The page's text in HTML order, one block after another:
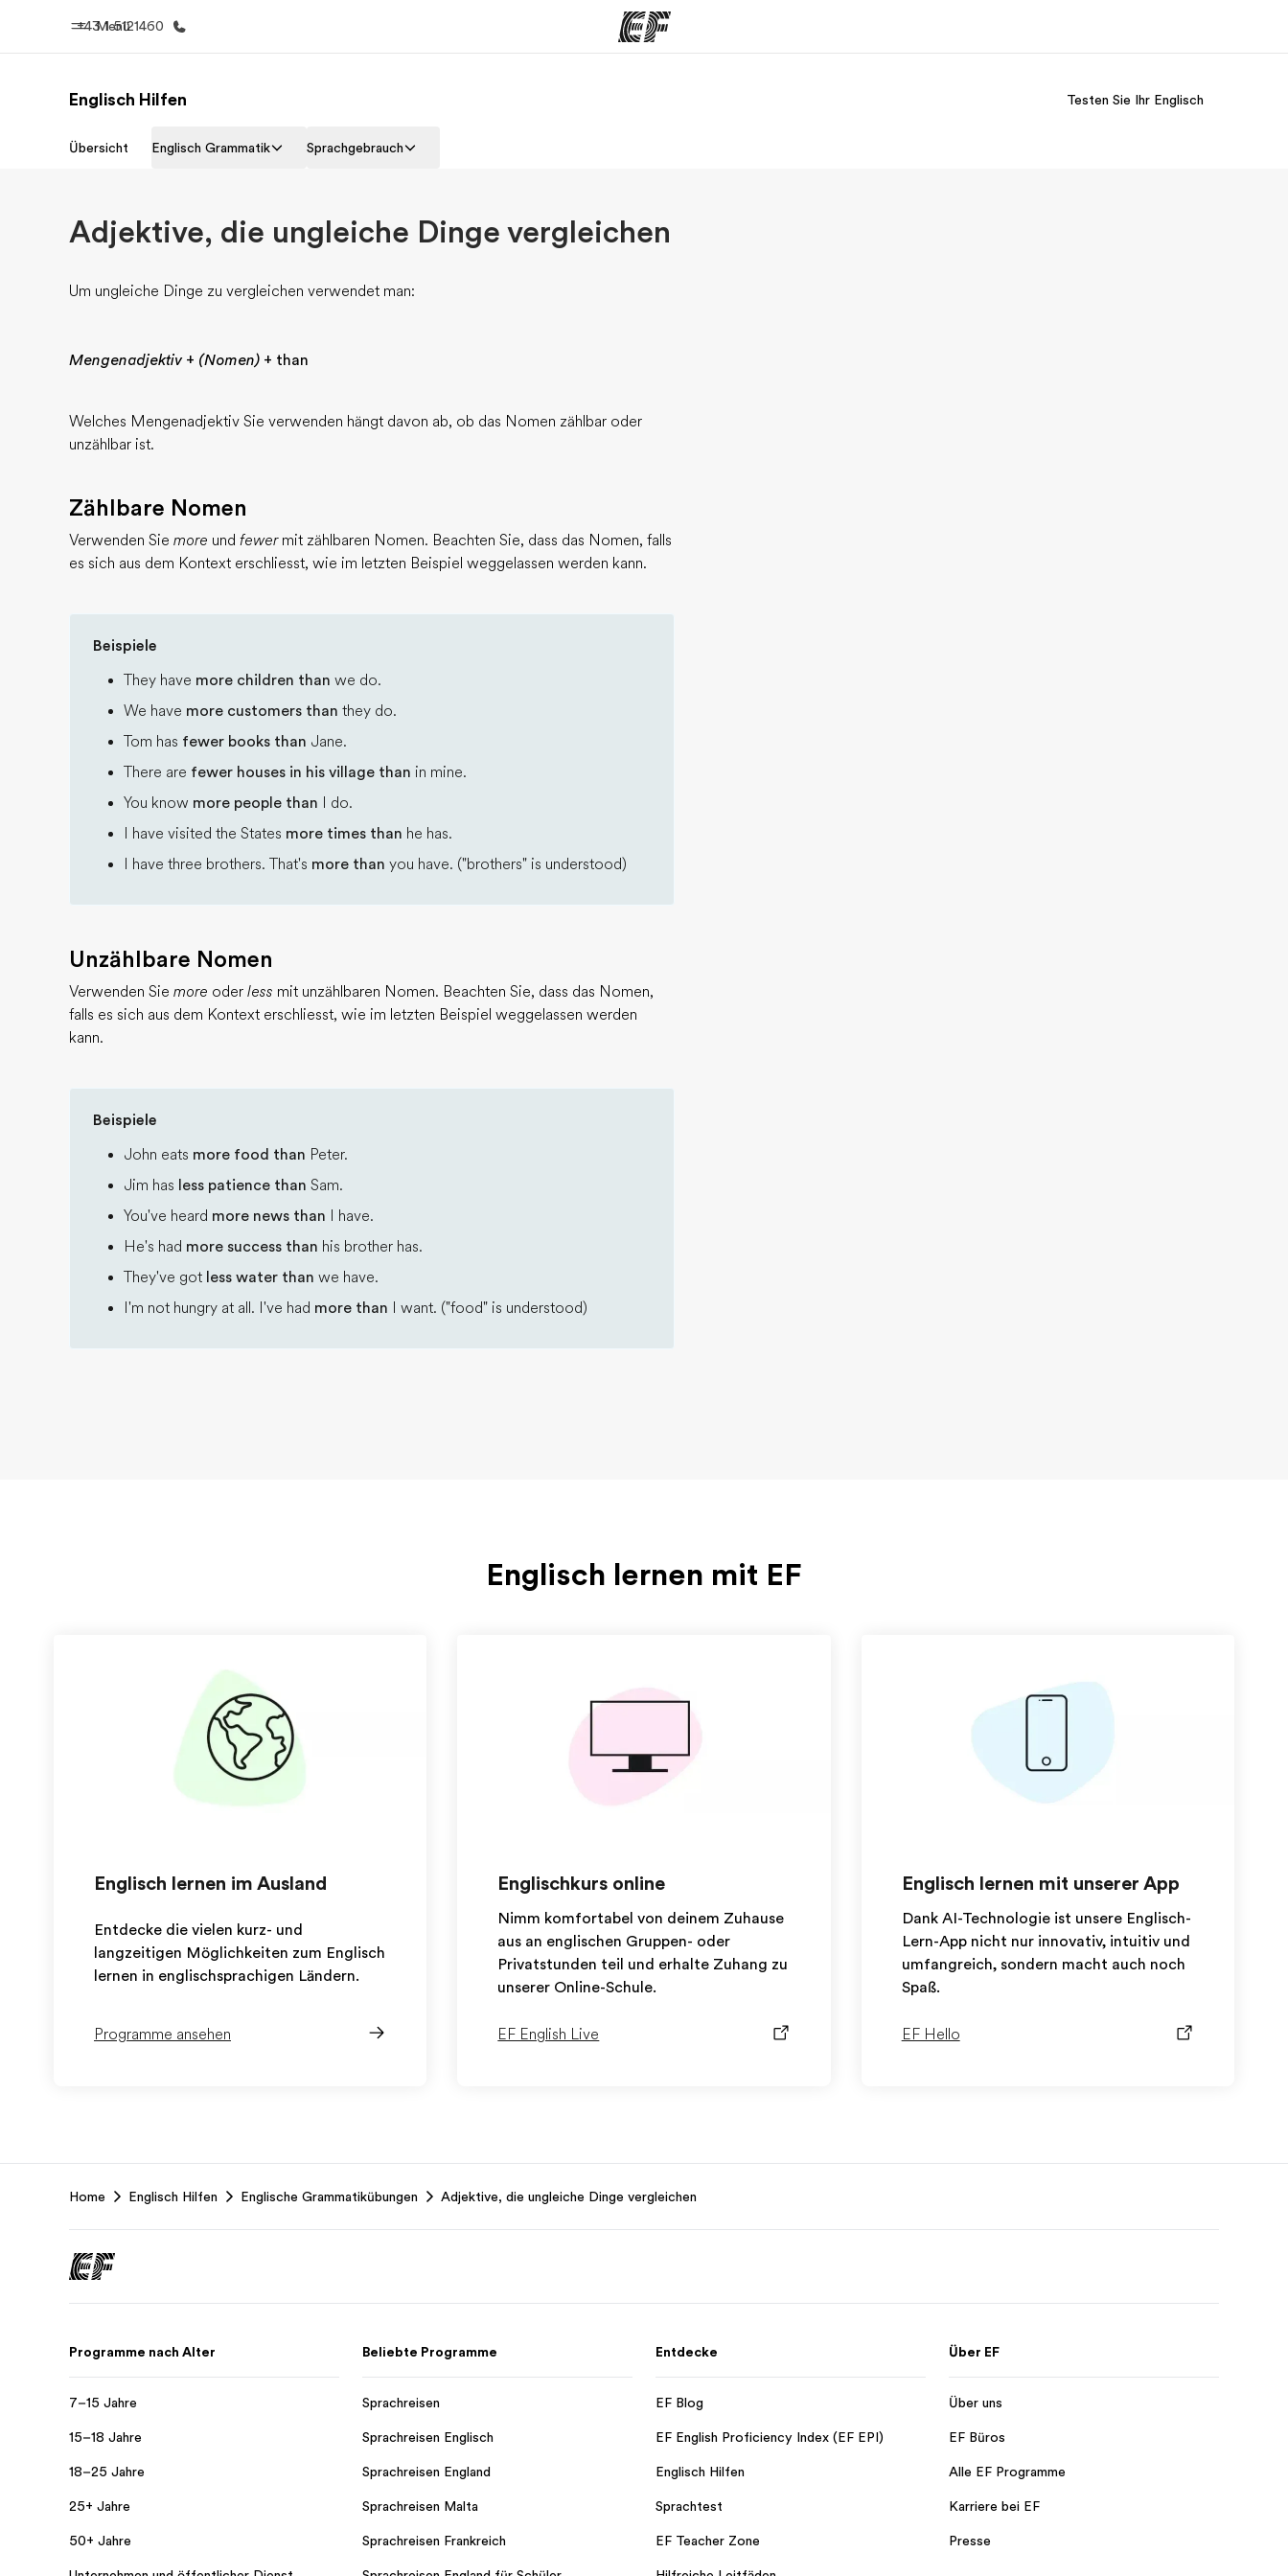
Menü
+43 1 5121460
Home Programme
Englisch Hilfen Testen Sie Ihr Englisch
Übersicht Englisch Grammatik Sprachgebrauch
Adjektive, die ungleiche Dinge vergleichen
Um ungleiche Dinge zu vergleichen verwendet man:
Mengenadjektiv+ (Nomen) + than
Welches Mengenadjektiv Sie verwenden hängt davon ab, ob das Nomen zählbar oder
unzählbar ist.
Zählbare Nomen
Verwenden Sie more und fewermit zählbaren Nomen. Beachten Sie, dass das Nomen, falls
es sich aus dem Kontext erschliesst, wie im letzten Beispiel weggelassen werden kann.
Beispiele
They have more children than we do.
We have more customers than they do.
Tom has fewer books than Jane.
There are fewer houses in his village than in mine.
You know more people than I do.
I have visited the States more times than he has.
I have three brothers. That's more than you have. ("brothers" is understood)
Unzählbare Nomen
Verwenden Sie more oder less mit unzählbaren Nomen. Beachten Sie, dass das Nomen,
falls es sich aus dem Kontext erschliesst, wie im letzten Beispiel weggelassen werden
kann.
Beispiele
John eats more food than Peter.
Jim has less patience than Sam.
You've heard more news than I have.
He's had more success than his brother has.
They've got less water than we have.
I'm not hungry at all. I've had more than I want. ("food" is understood)
Englisch lernen mit EF
Englisch lernen im Ausland
Entdecke die vielen kurz- und
langzeitigen Möglichkeiten zum Englisch
lernen in englischsprachigen Ländern.
Programme ansehen
Englischkurs online
Nimm komfortabel von deinem Zuhause
aus an englischen Gruppen- oder
Privatstunden teil und erhalte Zuhang zu
unserer Online-Schule.
EF English Live
Englisch lernen mit unserer App
Dank AI-Technologie ist unsere Englisch-
Lern-App nicht nur innovativ, intuitiv und
umfangreich, sondern macht auch noch
Spaß.
EF Hello
Home Englisch Hilfen Englische Grammatikübungen Adjektive, die ungleiche Dinge vergleichen
Programme nach Alter
7–15 Jahre
15–18 Jahre
18–25 Jahre
25+ Jahre
50+ Jahre
Beliebte Programme
Sprachreisen
Sprachreisen Englisch
Sprachreisen England
Sprachreisen Malta
Sprachreisen Frankreich
Entdecke
EF Blog
EF English Proficiency Index (EF EPI)
Englisch Hilfen
Sprachtest
EF Teacher Zone
Über EF
Über uns
EF Büros
Alle EF Programme
Karriere bei EF
Presse